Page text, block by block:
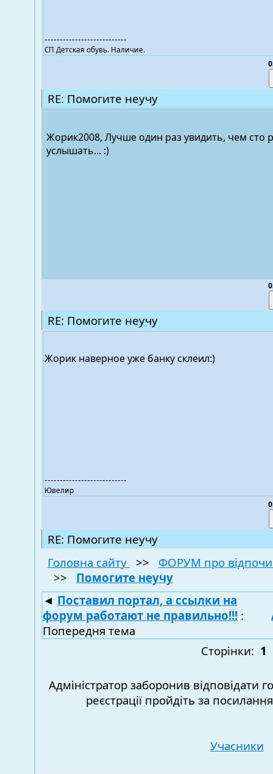
---------------------------
СП Детская обувь. Наличие.
RE: Помогите неучу
Жорик2008, Лучше один раз увидить, чем сто
услышать... :)
RE: Помогите неучу
Жорик наверное уже банку склеил:)
---------------------------
Ювелир
RE: Помогите неучу
Головна сайту
>> ФОРУМ про
>> Помогите неучу
◄ Поставил портал, а ссылки на
форум работают не правильно!!! :
Попередня тема
Сторінки: 1
Адміністратор заборонив відповідати
реєстрації пройдіть за
Учасники